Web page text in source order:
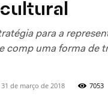
para a
comp uma forma de
31 de março de 2018 7053